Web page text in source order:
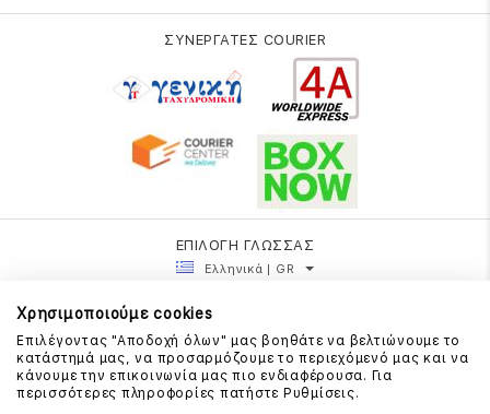
ΣΥΝΕΡΓΑΤΕΣ COURIER
ΕΠΙΛΟΓΗ ΓΛΩΣΣΑΣ
Ελληνικά | GR
Χρησιμοποιούμε cookies
Επιλέγοντας "Αποδοχή όλων" μας βοηθάτε να βελτιώνουμε το
κατάστημά μας, να προσαρμόζουμε το περιεχόμενό μας και να
κάνουμε την επικοινωνία μας πιο ενδιαφέρουσα. Για
περισσότερες πληροφορίες πατήστε Ρυθμίσεις.